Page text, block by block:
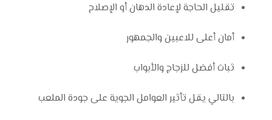
تقليل الحاجة لإعادة الدهان أو الإصلاح
أمان أعلى للاعبين والجمهور
ثبات أفضل للزجاج والأبواب
بالتالي يقل تأثير العوامل الجوية على جودة الملعب